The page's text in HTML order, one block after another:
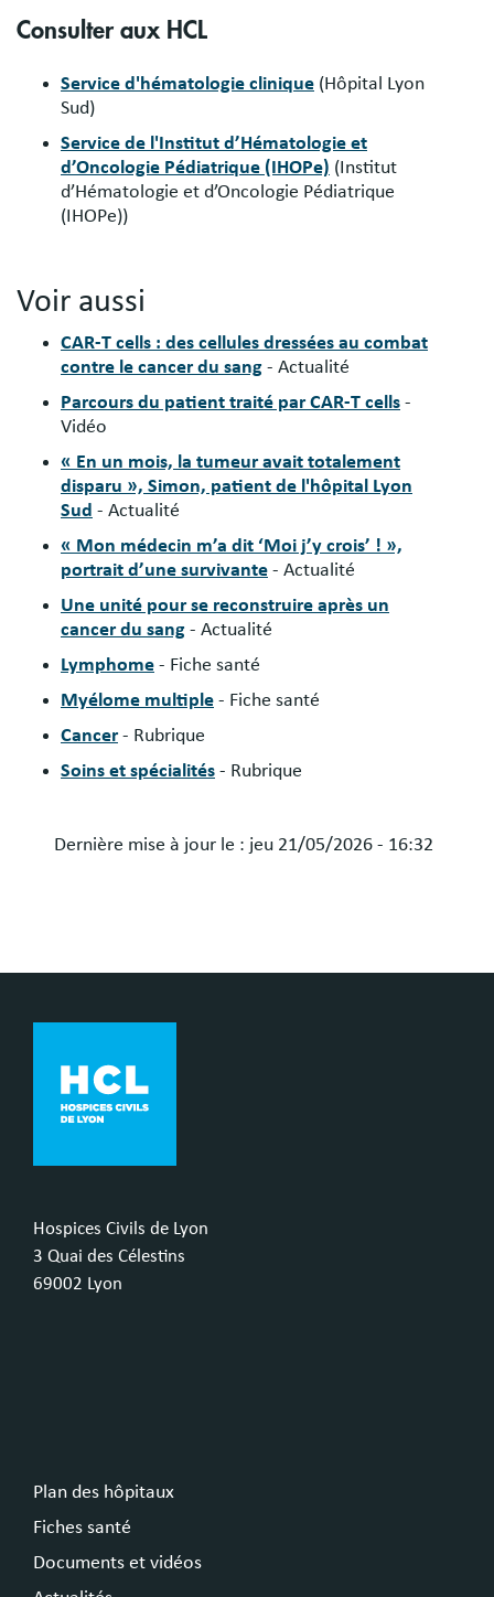
Consulter aux HCL
Service d'hématologie clinique (Hôpital Lyon
Sud)
Service de l'Institut d’Hématologie et
d’Oncologie Pédiatrique (IHOPe) (Institut
d’Hématologie et d’Oncologie Pédiatrique
(IHOPe))
Voir aussi
CAR-T cells : des cellules dressées au combat
contre le cancer du sang - Actualité
Parcours du patient traité par CAR-T cells -
Vidéo
« En un mois, la tumeur avait totalement
disparu », Simon, patient de l'hôpital Lyon
Sud - Actualité
« Mon médecin m’a dit ‘Moi j’y crois’ ! »,
portrait d’une survivante - Actualité
Une unité pour se reconstruire après un
cancer du sang - Actualité
Lymphome - Fiche santé
Myélome multiple - Fiche santé
Cancer - Rubrique
Soins et spécialités - Rubrique
Dernière mise à jour le : jeu 21/05/2026 - 16:32
Hospices Civils de Lyon
3 Quai des Célestins
69002 Lyon
Plan des hôpitaux
Fiches santé
Documents et vidéos